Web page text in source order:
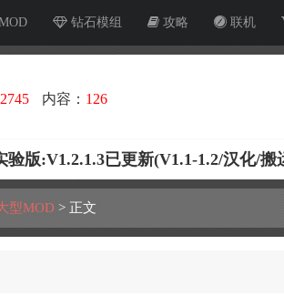
钻石模组 攻略 联机
内容： 126
验版:V1.2.1.3已更新(V1.1-1.2/汉化/搬
型MOD > 正文